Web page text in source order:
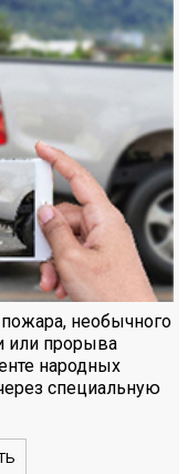
необычного
или прорыва
народных
специальную